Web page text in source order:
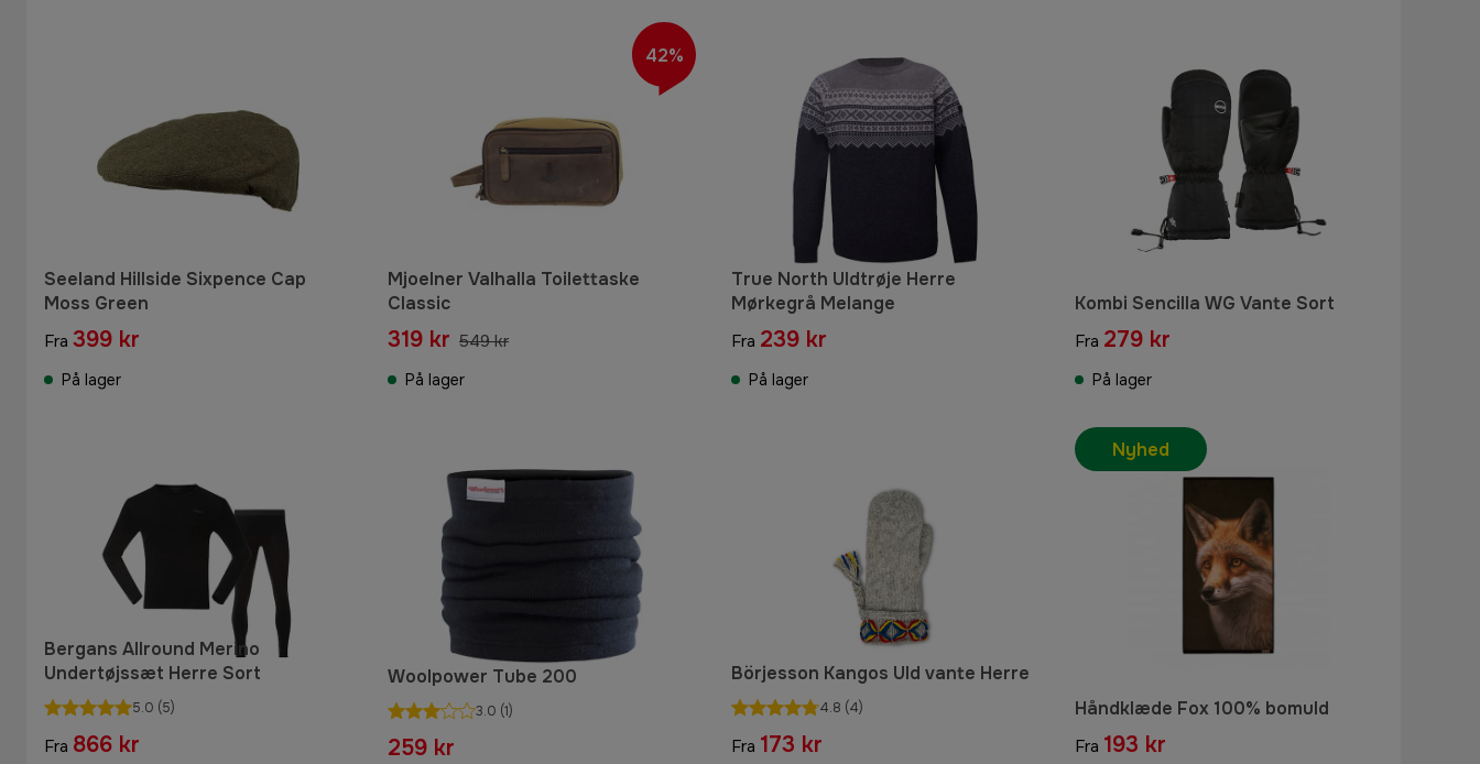
Seeland Hillside Sixpence Cap
Moss Green
Fra 399 kr
På lager
Mjoelner Valhalla Toilettaske
Classic
319 kr 549 kr
På lager
42%
True North Uldtrøje Herre
Mørkegrå Melange
Fra 239 kr
På lager
Kombi Sencilla WG Vante Sort
Fra 279 kr
På lager
Bergans Allround Merino
Undertøjssæt Herre Sort
5.0 (5)
Fra 866 kr
Woolpower Tube 200
3.0 (1)
259 kr
Börjesson Kangos Uld vante Herre
4.8 (4)
Fra 173 kr
Håndklæde Fox 100% bomuld
Fra 193 kr
Nyhed